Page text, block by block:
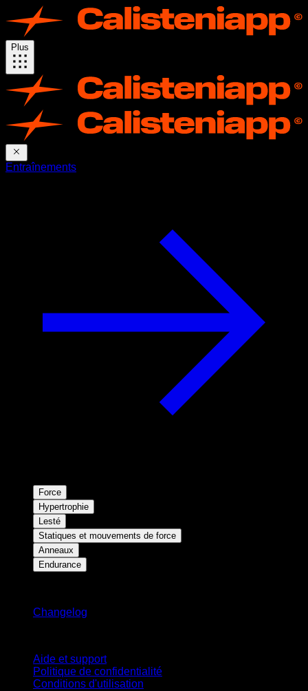
Plus
Entraînements
Force
Hypertrophie
Lesté
Statiques et mouvements de force
Anneaux
Endurance
Changelog
Aide et support
Politique de confidentialité
Conditions d'utilisation